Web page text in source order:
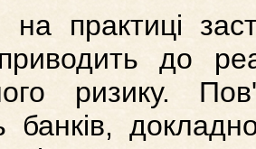
на практиці
до
ризику.
банків,